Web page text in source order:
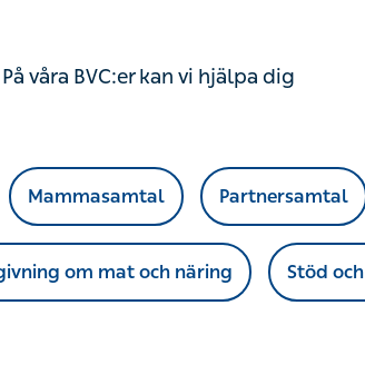
våra BVC:er kan vi hjälpa dig
Mammasamtal Partnersamtal
om mat och näring Stöd